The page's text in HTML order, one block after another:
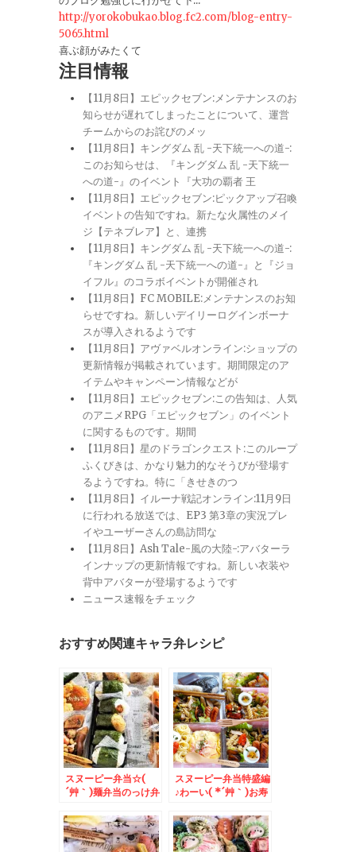
http://yorokobukao.blog.fc2.com/blog-entry-
5065.html
喜ぶ顔がみたくて
注目情報
【11月8日】エピックセブン:メンテナンスのお
知らせが遅れてしまったことについて、運営
チームからのお詫びのメッ
【11月8日】キングダム 乱 -天下統一への道-:
このお知らせは、『キングダム 乱 -天下統一
への道-』のイベント『大功の覇者 王
【11月8日】エピックセブン:ピックアップ召喚
イベントの告知ですね。新たな火属性のメイ
ジ【テネブレア】と、連携
【11月8日】キングダム 乱 -天下統一への道-:
『キングダム 乱 -天下統一への道-』と『ジョ
イフル』のコラボイベントが開催され
【11月8日】FC MOBILE:メンテナンスのお知
らせですね。新しいデイリーログインボーナ
スが導入されるようです
【11月8日】アヴァベルオンライン:ショップの
更新情報が掲載されています。期間限定のア
イテムやキャンペーン情報などが
【11月8日】エピックセブン:この告知は、人気
のアニメRPG「エピックセブン」のイベント
に関するものです。期間
【11月8日】星のドラゴンクエスト:このループ
ふくびきは、かなり魅力的なそうびが登場す
るようですね。特に「きせきのつ
【11月8日】イルーナ戦記オンライン:11月9日
に行われる放送では、EP3 第3章の実況プレ
イやユーザーさんの島訪問な
【11月8日】Ash Tale-風の大陸-:アバターラ
インナップの更新情報ですね。新しい衣装や
背中アバターが登場するようです
ニュース速報をチェック
おすすめ関連キャラ弁レシピ
スヌーピー弁当☆(
´艸｀)麺弁当のっけ弁
スヌーピー弁当特盛編
♪わーい( *´艸｀)お寿
ツに＾＾